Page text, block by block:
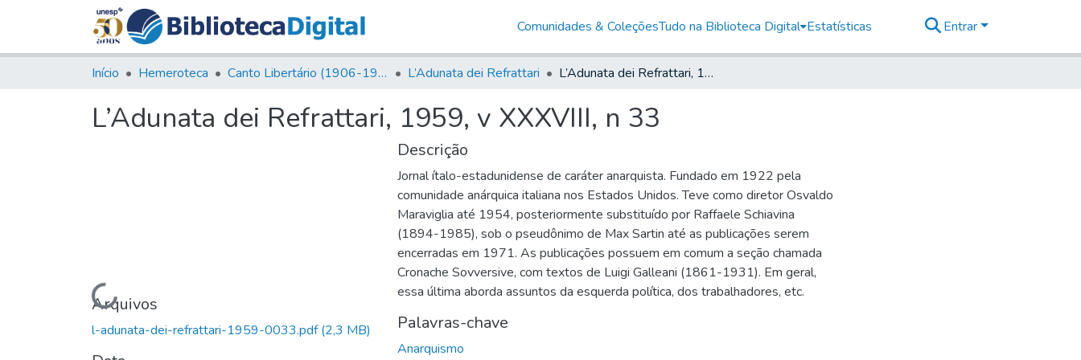
Comunidades & ColeçõesTudo na Biblioteca Digital Estatísticas Entrar
Início Hemeroteca Canto Libertário (1906-1995) L’Adunata dei Refrattari L’Adunata dei Refrattari, 1959, v XXXVIII, n 33
L’Adunata dei Refrattari, 1959, v XXXVIII, n 33
Carregando...
Arquivos
l-adunata-dei-refrattari-1959-0033.pdf(2,3 MB)
Descrição
Jornal ítalo-estadunidense de caráter anarquista. Fundado em 1922 pela
comunidade anárquica italiana nos Estados Unidos. Teve como diretor Osvaldo
Maraviglia até 1954, posteriormente substituído por Raffaele Schiavina
(1894-1985), sob o pseudônimo de Max Sartin até as publicações serem
encerradas em 1971. As publicações possuem em comum a seção chamada
Cronache Sovversive, com textos de Luigi Galleani (1861-1931). Em geral,
essa última aborda assuntos da esquerda política, dos trabalhadores, etc.
Palavras-chave
Anarquismo